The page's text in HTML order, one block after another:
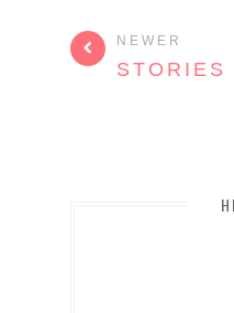
NEWER
STORIES